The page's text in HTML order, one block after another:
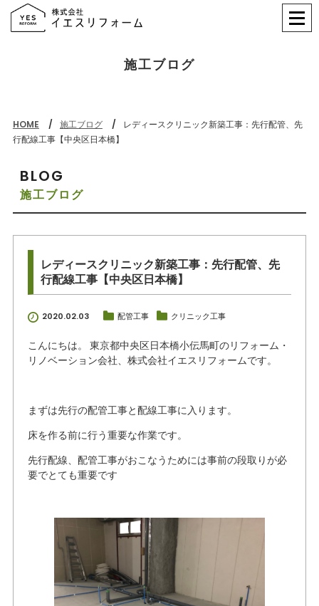
施工ブログ
HOME 施工ブログ
レディースクリニック新築工事：先行配管、先
行配線工事【中央区日本橋】
BLOG
施工ブログ
レディースクリニック新築工事：先行配管、先
行配線工事【中央区日本橋】
2020.02.03 配管工事 クリニック工事
こんにちは。 東京都中央区日本橋小伝馬町のリフォーム・
リノベーション会社、株式会社イエスリフォームです。
まずは先行の配管工事と配線工事に入ります。
床を作る前に行う重要な作業です。
先行配線、配管工事がおこなうためには事前の段取りが必
要でとても重要です